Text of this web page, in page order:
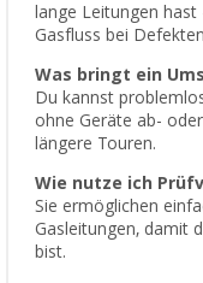
lange Leitungen
Gasfluss bei
Was bringt ein
Du kannst
ohne Geräte ab-
längere Touren.
Wie nutze ich
Sie ermöglichen
Gasleitungen, damit
bist.